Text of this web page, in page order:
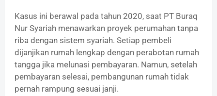
‎Kasus ini berawal pada tahun 2020, saat PT Buraq
Nur Syariah menawarkan proyek perumahan tanpa
riba dengan sistem syariah. Setiap pembeli
dijanjikan rumah lengkap dengan perabotan rumah
tangga jika melunasi pembayaran. Namun, setelah
pembayaran selesai, pembangunan rumah tidak
pernah rampung sesuai janji.